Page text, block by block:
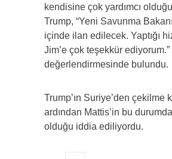
kendisine çok yardımcı
Trump, “Yeni Savunma
içinde ilan edilecek. Yaptığı
Jim’e çok teşekkür ediyorum.”
değerlendirmesinde bulundu.
Trump’ın Suriye’den çekilme
ardından Mattis’in bu
olduğu iddia ediliyordu.